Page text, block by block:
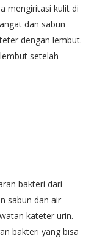
mengiritasi kulit di
dan sabun
dengan lembut.
setelah
bakteri dari
sabun dan air
kateter urin.
bakteri yang bisa